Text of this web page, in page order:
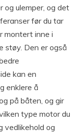
og ulemper, og det
før du tar
montert inne i
støy. Den er også
kan en
enklere å
på båten, og gir
type motor du
vedlikehold og